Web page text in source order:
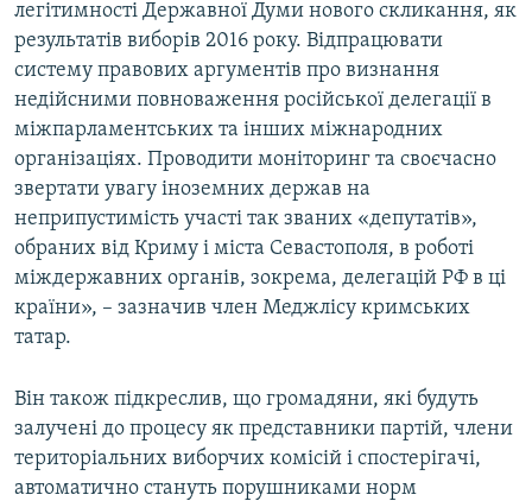
легітимності Державної Думи нового скликання, як
результатів виборів 2016 року. Відпрацювати
систему правових аргументів про визнання
недійсними повноваження російської делегації в
міжпарламентських та інших міжнародних
організаціях. Проводити моніторинг та своєчасно
звертати увагу іноземних держав на
неприпустимість участі так званих «депутатів»,
обраних від Криму і міста Севастополя, в роботі
міждержавних органів, зокрема, делегацій РФ в ці
країни», – зазначив член Меджлісу кримських
татар.
Він також підкреслив, що громадяни, які будуть
залучені до процесу як представники партій, члени
територіальних виборчих комісій і спостерігачі,
автоматично стануть порушниками норм